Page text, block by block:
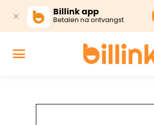
Billink app
Betalen na ontvangst